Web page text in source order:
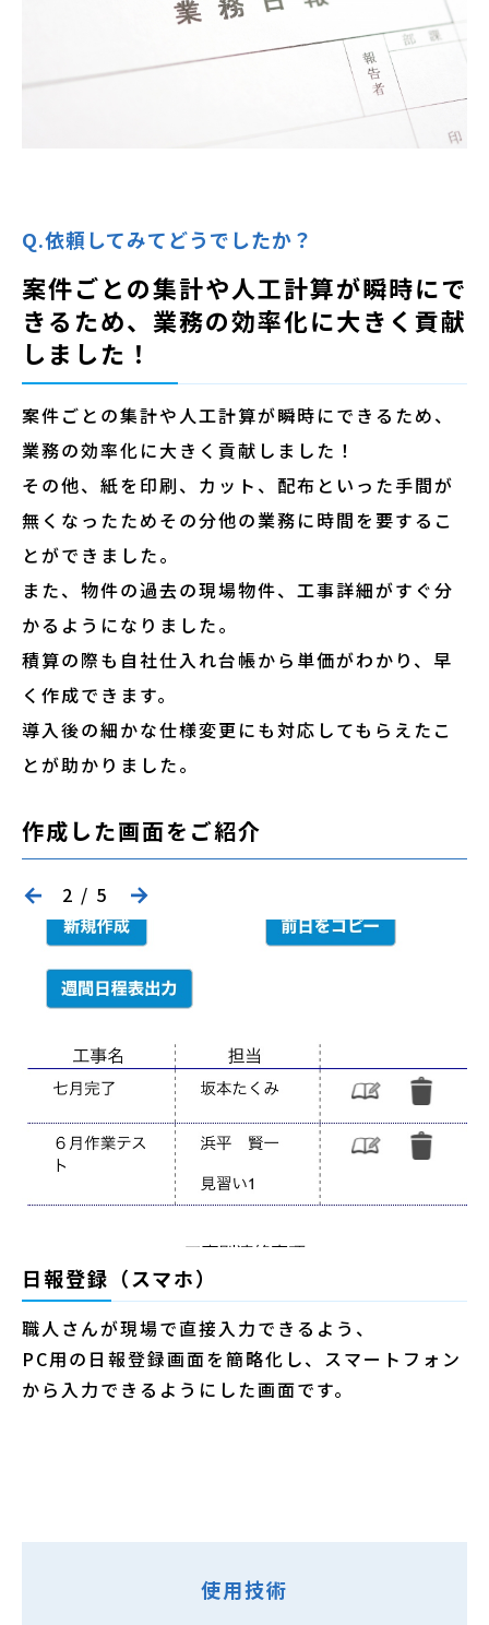
Q.依頼してみてどうでしたか？
案件ごとの集計や人工計算が瞬時にで
きるため、業務の効率化に大きく貢献
しました！
案件ごとの集計や人工計算が瞬時にできるため、
業務の効率化に大きく貢献しました！
その他、紙を印刷、カット、配布といった手間が
無くなったためその分他の業務に時間を要するこ
とができました。
また、物件の過去の現場物件、工事詳細がすぐ分
かるようになりました。
積算の際も自社仕入れ台帳から単価がわかり、早
く作成できます。
導入後の細かな仕様変更にも対応してもらえたこ
とが助かりました。
作成した画面をご紹介
2 / 5
日報登録（スマホ）
職人さんが現場で直接入力できるよう、
PC用の日報登録画面を簡略化し、スマートフォン
から入力できるようにした画面です。
使用技術